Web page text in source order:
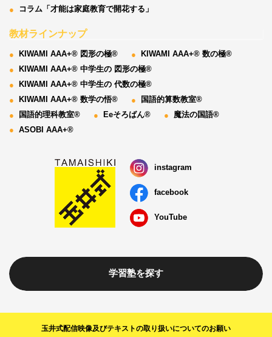
コラム「才能は家庭教育で開花する」
教材ラインナップ
KIWAMI AAA+® 図形の極®
KIWAMI AAA+® 数の極®
KIWAMI AAA+® 中学生の 図形の極®
KIWAMI AAA+® 中学生の 代数の極®
KIWAMI AAA+® 数学の悟®
国語的算数教室®
国語的理科教室®
Eeそろばん®
魔法の国語®
ASOBI AAA+®
instagram
facebook
YouTube
学習塾を探す
玉井式配信映像及びテキストの取り扱いについてのお願い